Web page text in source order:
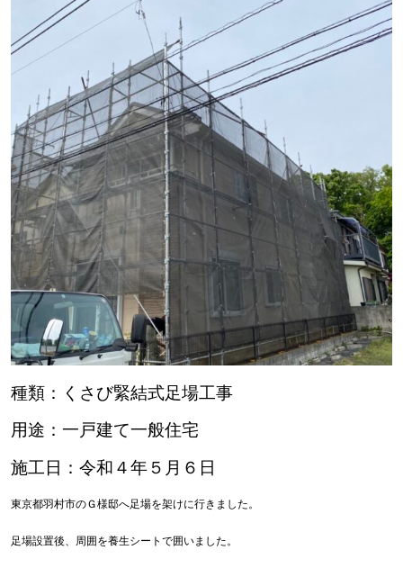
種類：くさび緊結式足場工事
用途：一戸建て一般住宅
施工日：令和４年５月６日
東京都羽村市のＧ様邸へ足場を架けに行きました。
足場設置後、周囲を養生シートで囲いました。